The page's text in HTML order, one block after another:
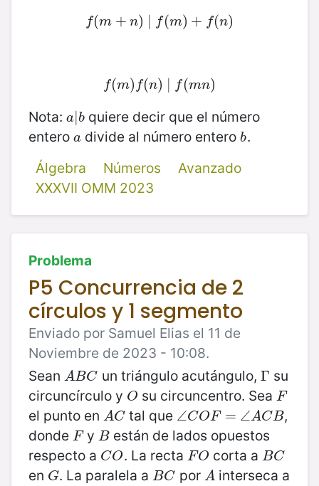
f(m + n) f(m) + f(n)
f( m+n) f(m)+f( n)
f(m) f(n) f(mn)
f(m)f(n) f(mn)
Nota: a b
a b quiere decir que el número
entero a
a divide al número enterob
b.
Álgebra
Números
Avanzado
XXXVII OMM 2023
Problema
P5 Concurrencia de 2
círculos y 1 segmento
Enviado por Samuel Elias el 11 de
Noviembre de 2023 - 10:08.
Sean ABC
ABC un triángulo acutángulo, Γ
Γ su
circuncírculo y O
Osu circuncentro. Sea F
F
el punto en AC
AC tal que ∠COF = ∠ACB
∠COF=∠ ACB
,
donde F
Fy B
Bestán de lados opuestos
respecto a CO
CO . La recta FO
FO corta a BC
BC
en G
G. La paralela a BC
BC por A
Ainterseca a